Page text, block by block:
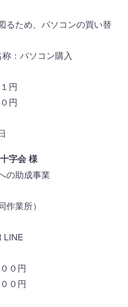
るため、パソコンの買い替
：パソコン購入
円
円
字会 様
の助成事業
業所）
０円
０円